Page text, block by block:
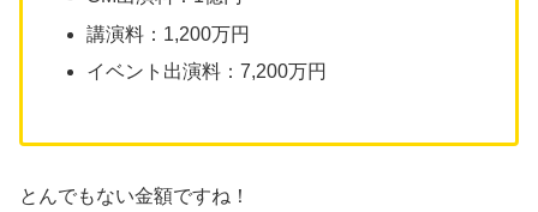
講演料：1,200万円
イベント出演料：7,200万円
とんでもない金額ですね！